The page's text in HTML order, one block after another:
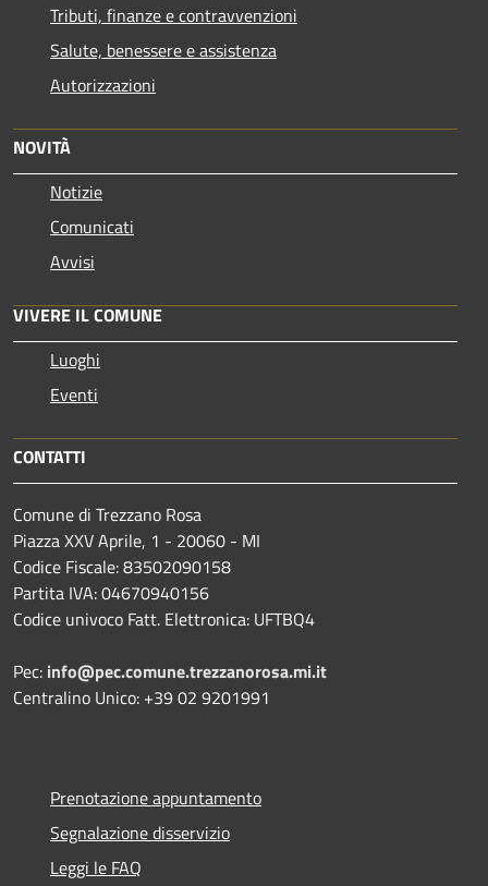
Tributi, finanze e contravvenzioni
Salute, benessere e assistenza
Autorizzazioni
NOVITÀ
Notizie
Comunicati
Avvisi
VIVERE IL COMUNE
Luoghi
Eventi
CONTATTI
Comune di Trezzano Rosa
Piazza XXV Aprile, 1 - 20060 - MI
Codice Fiscale: 83502090158
Partita IVA: 04670940156
Codice univoco Fatt. Elettronica: UFTBQ4
Pec: info@pec.comune.trezzanorosa.mi.it
Centralino Unico: +39 02 9201991
Prenotazione appuntamento
Segnalazione disservizio
Leggi le FAQ